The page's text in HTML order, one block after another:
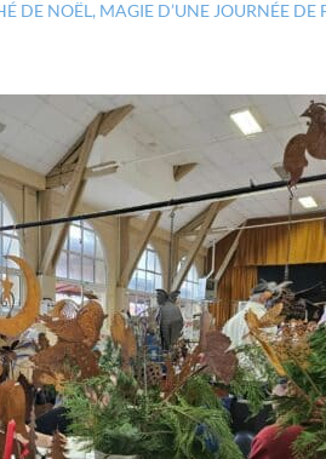
DE NOËL, MAGIE D’UNE JOURNÉE DE